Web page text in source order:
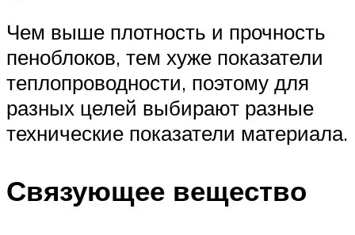
Чем выше плотность и прочность
пеноблоков, тем хуже показатели
теплопроводности, поэтому для
разных целей выбирают разные
технические показатели материала.
Связующее вещество